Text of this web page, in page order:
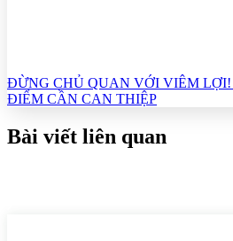
ĐỪNG CHỦ QUAN VỚI VIÊM
ĐIỂM CẦN CAN THIỆP
Bài viết liên quan